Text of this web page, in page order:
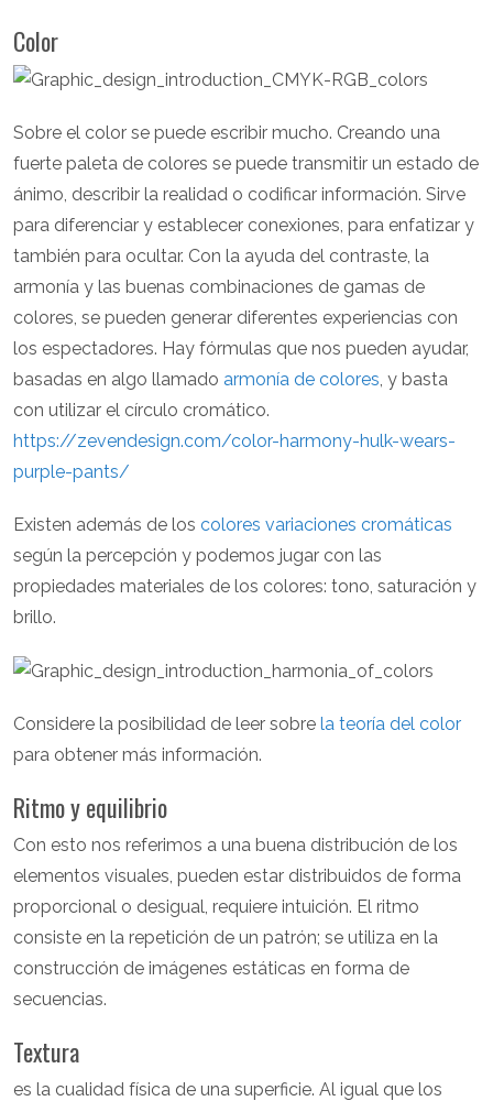
Color
Sobre el color se puede escribir mucho. Creando una
fuerte paleta de colores se puede transmitir un estado de
ánimo, describir la realidad o codificar información. Sirve
para diferenciar y establecer conexiones, para enfatizar y
también para ocultar. Con la ayuda del contraste, la
armonía y las buenas combinaciones de gamas de
colores, se pueden generar diferentes experiencias con
los espectadores. Hay fórmulas que nos pueden ayudar,
basadas en algo llamado armonía de colores , y basta
con utilizar el círculo cromático.
https://zevendesign.com/color-harmony-hulk-wears-
purple-pants/
Existen además de los colores variaciones cromáticas
según la percepción y podemos jugar con las
propiedades materiales de los colores: tono, saturación y
brillo.
Considere la posibilidad de leer sobre la teoría del color
para obtener más información.
Ritmo y equilibrio
Con esto nos referimos a una buena distribución de los
elementos visuales, pueden estar distribuidos de forma
proporcional o desigual, requiere intuición. El ritmo
consiste en la repetición de un patrón; se utiliza en la
construcción de imágenes estáticas en forma de
secuencias.
Textura
es la cualidad física de una superficie. Al igual que los